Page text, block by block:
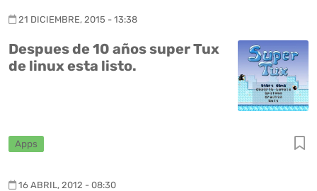
21 DICIEMBRE, 2015 - 13:38
Despues de 10 años super Tux
de linux esta listo.
Apps
16 ABRIL, 2012 - 08:30